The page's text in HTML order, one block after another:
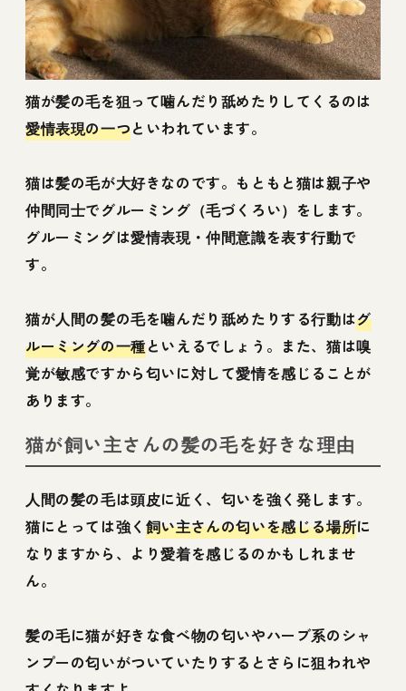
猫が髪の毛を狙って噛んだり舐めたりしてくるのは
愛情表現の一つといわれています。
猫は髪の毛が大好きなのです。もともと猫は親子や
仲間同士でグルーミング（毛づくろい）をします。
グルーミングは愛情表現・仲間意識を表す行動で
す。
猫が人間の髪の毛を噛んだり舐めたりする行動はグ
ルーミングの一種といえるでしょう。また、猫は嗅
覚が敏感ですから匂いに対して愛情を感じることが
あります。
猫が飼い主さんの髪の毛を好きな理由
人間の髪の毛は頭皮に近く、匂いを強く発します。
猫にとっては強く 飼い主さんの匂いを感じる場所に
なりますから、より愛着を感じるのかもしれませ
ん。
髪の毛に猫が好きな食べ物の匂いやハーブ系のシャ
ンプーの匂いがついていたりするとさらに狙われや